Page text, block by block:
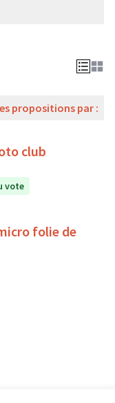
propositions par :
club
vote
folie de